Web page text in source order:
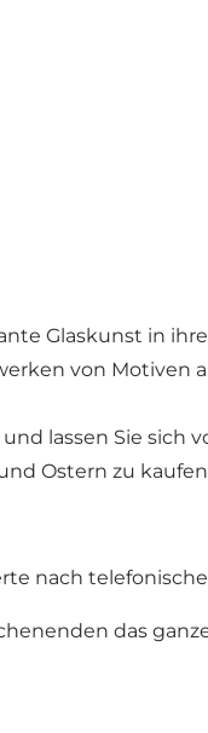
Glaskunst in
von Motiven
lassen Sie sich
Ostern zu
nach
das